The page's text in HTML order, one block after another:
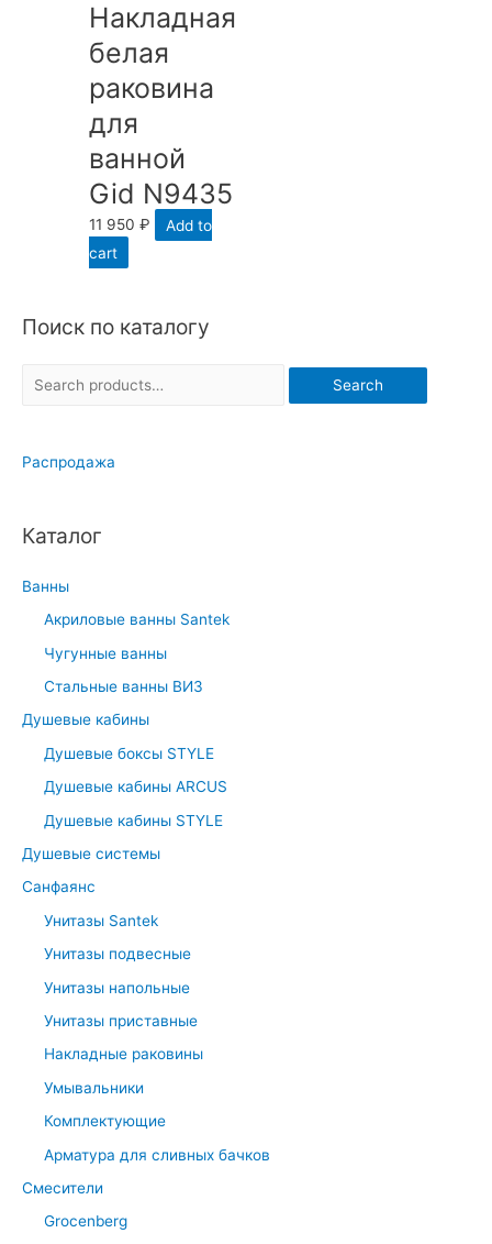
Поиск по каталогу
r
h
o
Search
Распродажа
Каталог
Ванны
Акриловые ванны Santek
Чугунные ванны
Стальные ванны ВИЗ
Душевые кабины
Душевые боксы STYLE
Душевые кабины ARCUS
Душевые кабины STYLE
Душевые системы
Санфаянс
Унитазы Santek
Унитазы подвесные
Унитазы напольные
Унитазы приставные
Накладные раковины
Умывальники
Комплектующие
Арматура для сливных бачков
Смесители
Grocenberg
Накладная
белая
раковина
для
ванной
Gid N9435
11 950₽
Add to
cart